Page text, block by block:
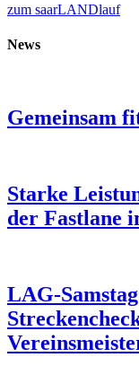
zum saarLANDlauf
News
Gemeinsam
Starke
der Fastlane
LAG-